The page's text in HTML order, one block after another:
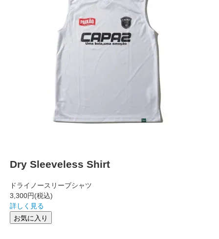
Dry Sleeveless Shirt
ドライノースリーブシャツ
3,300円(税込)
詳しく見る
お気に入り